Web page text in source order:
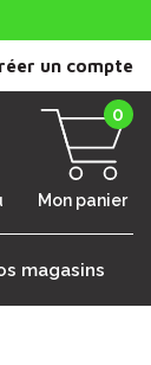
un compte
Mon panier
0
magasins